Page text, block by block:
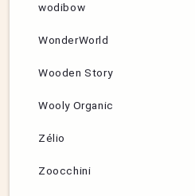
wodibow
WonderWorld
Wooden Story
Wooly Organic
Zélio
Zoocchini